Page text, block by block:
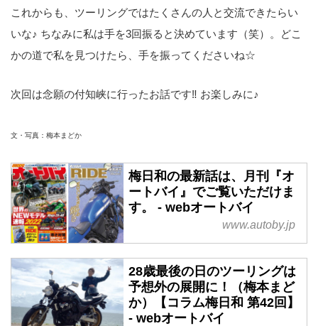
これからも、ツーリングではたくさんの人と交流できたらい
いな♪ ちなみに私は手を3回振ると決めています（笑）。どこ
かの道で私を見つけたら、手を振ってくださいね☆
次回は念願の付知峡に行ったお話です‼ お楽しみに♪
文・写真：梅本まどか
梅日和の最新話は、月刊『オ
ートバイ』でご覧いただけま
す。 - webオートバイ
www.autoby.jp
28歳最後の日のツーリングは
予想外の展開に！（梅本まど
か）【コラム梅日和 第42回】
- webオートバイ